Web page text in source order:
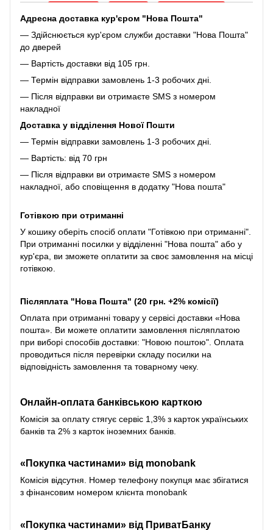
Адресна доставка кур'єром "Нова Пошта"
— Здійснюється кур'єром служби доставки "Нова Пошта"
до дверей
— Вартість доставки від 105 грн.
— Термін відправки замовлень 1-3 робочих дні.
— Після відправки ви отримаєте SMS з номером
накладної
Доставка у відділення Нової Пошти
— Термін відправки замовлень 1-3 робочих дні.
— Вартість: від 70 грн
— Після відправки ви отримаєте SMS з номером
накладної, або сповіщення в додатку "Нова пошта"
Готівкою при отриманні
У кошику оберіть спосіб оплати "Готівкою при отриманні".
При отриманні посилки у відділенні "Нова пошта" або у
кур'єра, ви зможете оплатити за своє замовлення на місці
готівкою.
Післяплата "Нова Пошта" (20 грн. +2% комісії)
Оплата при отриманні товару у сервісі доставки «Нова
пошта». Ви можете оплатити замовлення післяплатою
при виборі способів доставки: "Новою поштою". Оплата
проводиться після перевірки складу посилки на
відповідність замовлення та товарному чеку.
Онлайн-оплата банківською карткою
Комісія за оплату стягує сервіс 1,3% з карток українських
банків та 2% з карток іноземних банків.
«Покупка частинами» від monobank
Комісія відсутня. Номер телефону покупця має збігатися
з фінансовим номером клієнта monobank
«Покупка частинами» від ПриватБанку